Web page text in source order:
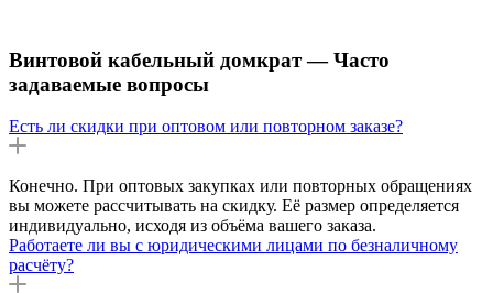
Винтовой кабельный домкрат — Часто
задаваемые вопросы
Есть ли скидки при оптовом или повторном заказе?
Конечно. При оптовых закупках или повторных обращениях
вы можете рассчитывать на скидку. Её размер определяется
индивидуально, исходя из объёма вашего заказа.
Работаете ли вы с юридическими лицами по безналичному
расчёту?